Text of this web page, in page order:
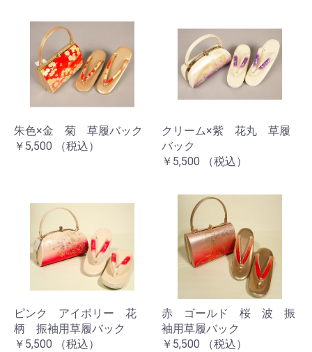
朱色×金 菊 草履バック
￥5,500
（税込）
クリーム×紫 花丸 草履
バック
￥5,500
（税込）
ピンク アイボリー 花
柄 振袖用草履バック
￥5,500
（税込）
赤 ゴールド 桜 波 振
袖用草履バック
￥5,500
（税込）